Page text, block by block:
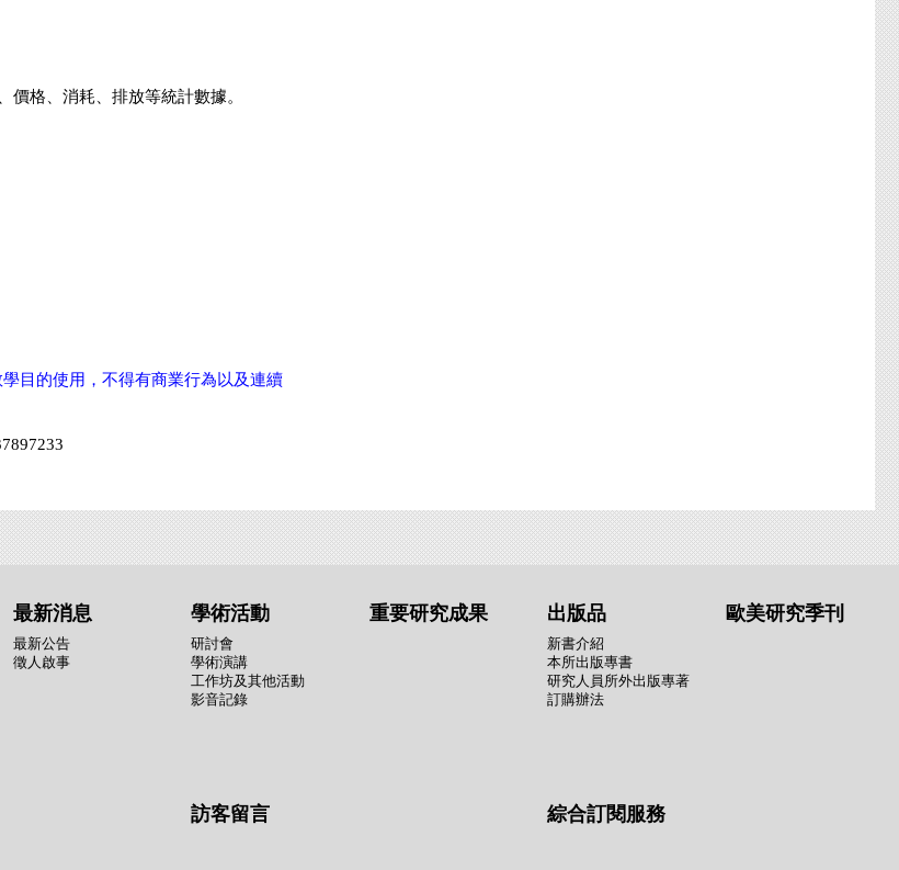
價格、消耗、排放等統計數據。
目的使用，不得有商業行為以及連續
最新消息
最新公告
徵人啟事
學術活動
研討會
學術演講
工作坊及其他活動
影音記錄
重要研究成果 出版品
新書介紹
本所出版專書
研究人員所外出版專著
訂購辦法
歐美研究季刊
訪客留言 綜合訂閱服務